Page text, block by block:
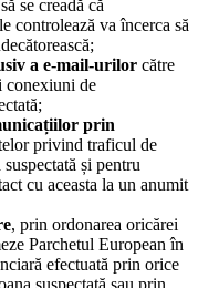
se creadă că
controlează va încerca să
a e-mail-urilor către
conexiuni de
prin
privind traficul de
și pentru
cu aceasta la un anumit
, prin ordonarea oricărei
Parchetul European în
efectuată prin orice
suspectată sau prin